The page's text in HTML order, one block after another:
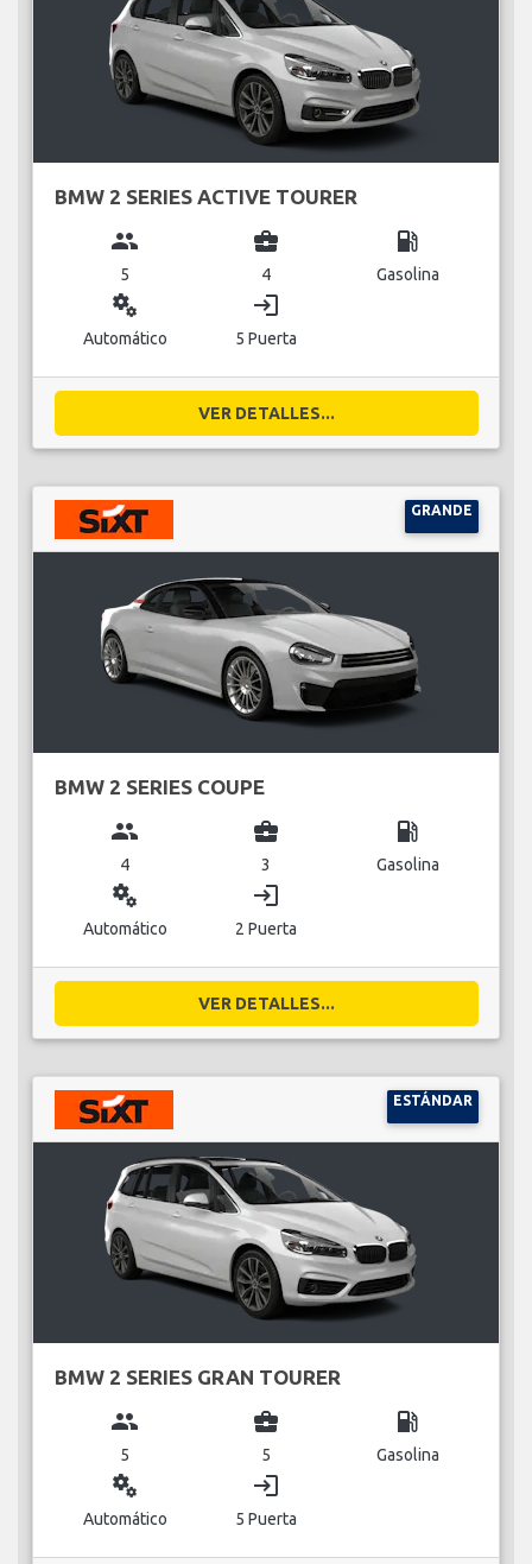
BMW 2 SERIES ACTIVE TOURER
group
5
business_center
4
local_gas_station
Gasolina
miscellaneous_services
Automático
login
5 Puerta
VER DETALLES...
GRANDE
BMW 2 SERIES COUPE
group
4
business_center
3
local_gas_station
Gasolina
miscellaneous_services
Automático
login
2 Puerta
VER DETALLES...
ESTÁNDAR
BMW 2 SERIES GRAN TOURER
group
5
business_center
5
local_gas_station
Gasolina
miscellaneous_services
Automático
login
5 Puerta